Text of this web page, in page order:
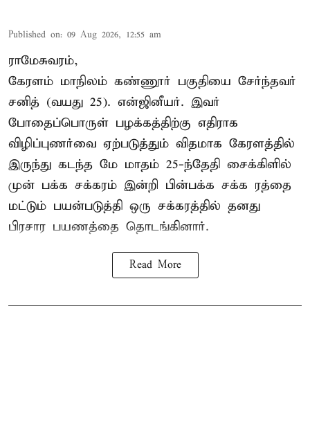
Published on: 09 Aug 2026, 12:55 am
ராமேசுவரம்,
கேரளம் மாநிலம் கண்ணூர் பகுதியை சேர்ந்தவர்
சனித் (வயது 25). என்ஜினீயர். இவர்
போதைப்பொருள் பழக்கத்திற்கு எதிராக
விழிப்புணர்வை ஏற்படுத்தும் விதமாக கேரளத்தில்
இருந்து கடந்த மே மாதம் 25-ந்தேதி சைக்கிளில்
முன் பக்க சக்கரம் இன்றி பின்பக்க சக்க ரத்தை
மட்டும் பயன்படுத்தி ஒரு சக்கரத்தில் தனது
பிரசார பயணத்தை தொடங்கினார்.
Read More